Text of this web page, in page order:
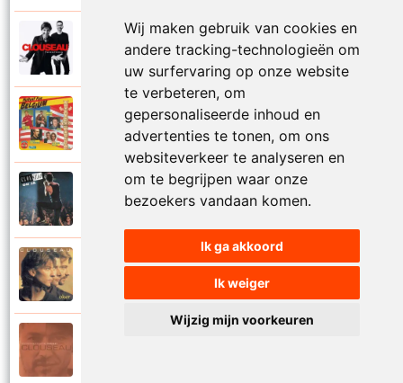
Wij maken gebruik van cookies en
andere tracking-technologieën om
uw surfervaring op onze website
te verbeteren, om
gepersonaliseerde inhoud en
advertenties te tonen, om ons
websiteverkeer te analyseren en
om te begrijpen waar onze
bezoekers vandaan komen.
Ik ga akkoord
Ik weiger
Wijzig mijn voorkeuren
Nu ik jou voor mij zie staan
2020
Clouseau
Nummer tien
Clouseau
Clouseau